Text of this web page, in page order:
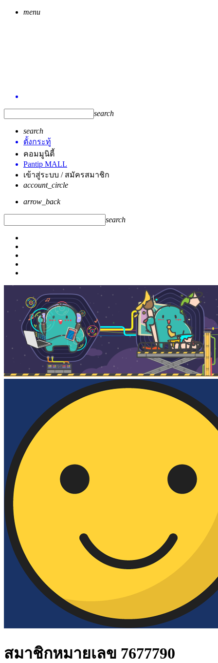
menu
search
search
ตั้งกระทู้
คอมมูนิตี้
Pantip MALL
เข้าสู่ระบบ / สมัครสมาชิก
account_circle
arrow_back
search
สมาชิกหมายเลข 7677790